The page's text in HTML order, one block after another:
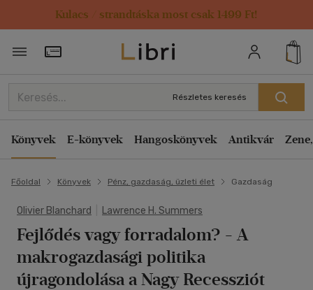
Kulacs / strandtáska most csak 1499 Ft!
Törzsvásárlói Kártya adatai
Részletes keresés
Könyvek E-könyvek Hangoskönyvek Antikvár
Főoldal Könyvek Pénz, gazdaság, üzleti élet Gazdaság
Olivier Blanchard Lawrence H. Summers
Fejlődés vagy forradalom? - A
makrogazdasági politika
újragondolása a Nagy Recessziót